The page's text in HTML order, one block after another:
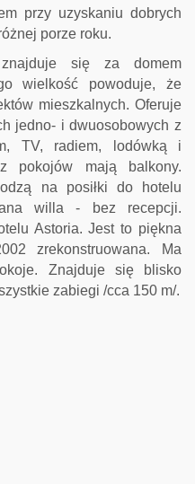
przy uzyskaniu dobrych
porze roku.
się za domem
wielkość powoduje, że
mieszkalnych. Oferuje
jedno- i dwuosobowych z
TV, radiem, lodówką i
pokojów mają balkony.
na posiłki do hotelu
willa - bez recepcji.
Astoria. Jest to piękna
zrekonstruowana. Ma
Znajduje się blisko
zabiegi /cca 150 m/.